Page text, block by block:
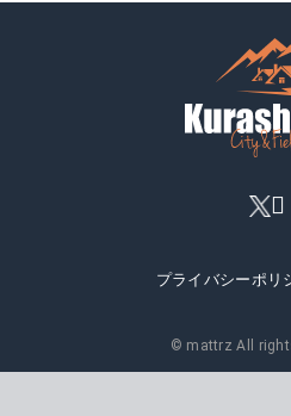
プライバシーポリ
© mattrz All